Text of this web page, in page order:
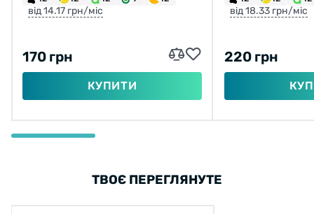
від 14.17 грн/міс
170 грн
КУПИТИ
від 18.33 грн/міс
220 грн
ТВОЄ ПЕРЕГЛЯНУТЕ